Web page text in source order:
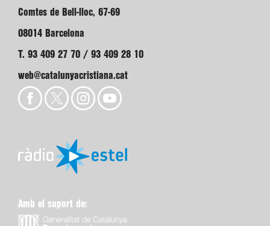
Comtes de Bell-lloc, 67-69
08014 Barcelona
T. 93 409 27 70 / 93 409 28 10
web@catalunyacristiana.cat
Amb el suport de: